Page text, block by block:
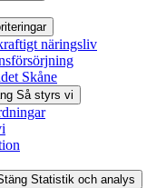
näringsliv
Skåne
Så styrs vi
Statistik och analys